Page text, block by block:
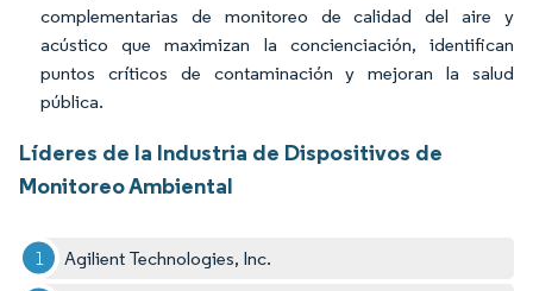
complementarias de monitoreo de calidad del aire y
acústico que maximizan la concienciación, identifican
puntos críticos de contaminación y mejoran la salud
pública.
Líderes de la Industria de Dispositivos de
Monitoreo Ambiental
Agilient Technologies, Inc.